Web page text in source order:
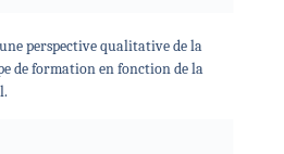
perspective qualitative de la
de formation en fonction de la